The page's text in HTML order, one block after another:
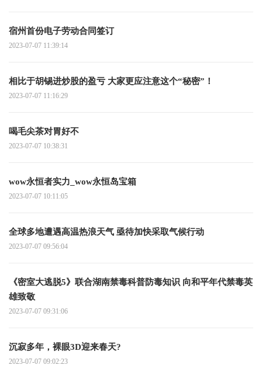
宿州首份电子劳动合同签订
2023-07-07 11:39:14
相比于胡锡进炒股的盈亏 大家更应注意这个“秘密”！
2023-07-07 11:16:29
喝毛尖茶对胃好不
2023-07-07 10:38:31
wow永恒者实力_wow永恒岛宝箱
2023-07-07 10:11:05
全球多地遭遇高温热浪天气 亟待加快采取气候行动
2023-07-07 09:56:04
《密室大逃脱5》联合湖南禁毒科普防毒知识 向和平年代禁毒英
雄致敬
2023-07-07 09:31:06
沉寂多年，裸眼3D迎来春天?
2023-07-07 09:02:23